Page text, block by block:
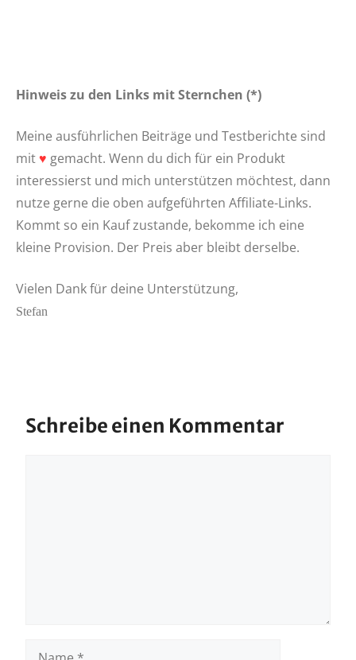
Hinweis zu den Links mit Sternchen (*)
Meine ausführlichen Beiträge und Testberichte sind
mit♥ gemacht. Wenn du dich für ein Produkt
interessierst und mich unterstützen möchtest, dann
nutze gerne die oben aufgeführten Affiliate-Links.
Kommt so ein Kauf zustande, bekomme ich eine
kleine Provision. Der Preis aber bleibt derselbe.
Vielen Dank für deine Unterstützung,
Stefan
Schreibe einen Kommentar
Name